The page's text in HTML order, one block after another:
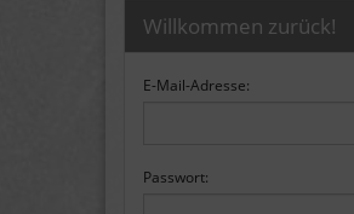
Willkommen zurück!
E-Mail-Adresse:
Passwort: